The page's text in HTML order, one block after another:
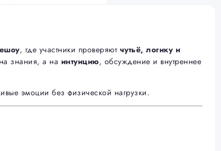
, где участники проверяют чутьё, логику и
знания, а на интуицию, обсуждение и внутреннее
эмоции без физической нагрузки.